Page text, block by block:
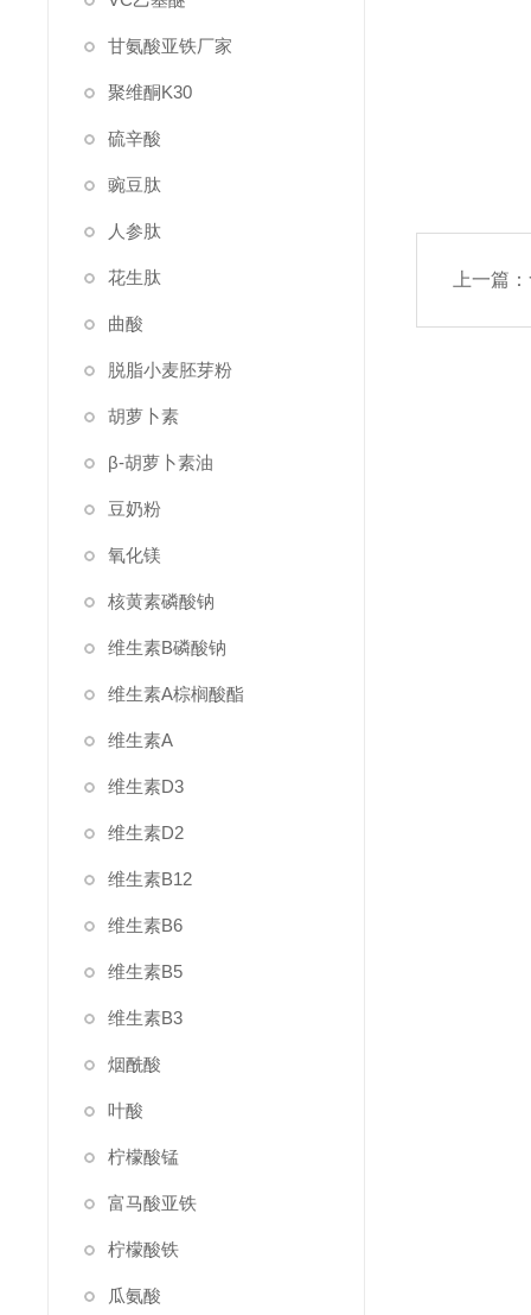
甘氨酸亚铁厂家
聚维酮K30
硫辛酸
豌豆肽
人参肽
花生肽
曲酸
脱脂小麦胚芽粉
胡萝卜素
β-胡萝卜素油
豆奶粉
氧化镁
核黄素磷酸钠
维生素B磷酸钠
维生素A棕榈酸酯
维生素A
维生素D3
维生素D2
维生素B12
维生素B6
维生素B5
维生素B3
烟酰酸
叶酸
柠檬酸锰
富马酸亚铁
柠檬酸铁
瓜氨酸
上一篇：